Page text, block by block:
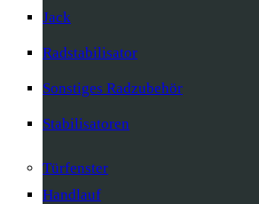
Jack
Radstabilisator
Sonstiges Radzubehör
Stabilisatoren
Türfenster
Handlauf